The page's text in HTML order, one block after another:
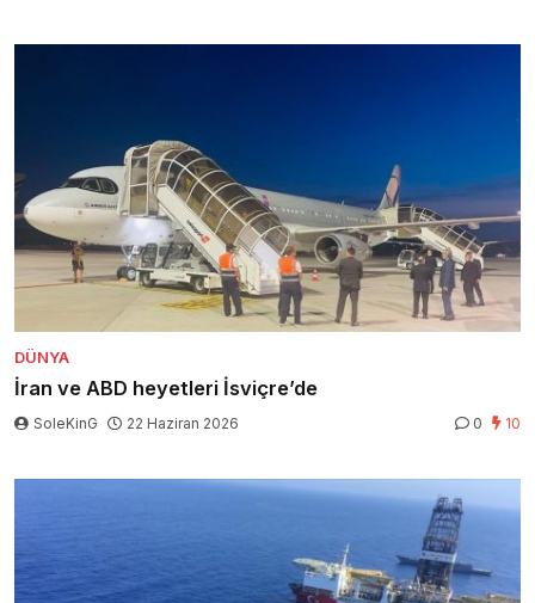
DÜNYA
İran ve ABD heyetleri İsviçre’de
SoleKinG 22 Haziran 2026 0 10